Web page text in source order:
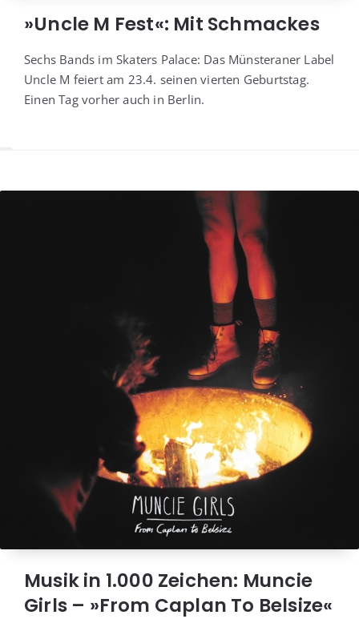
»Uncle M Fest«: Mit Schmackes
Sechs Bands im Ska­ters Palace: Das Müns­te­ra­ner Label
Uncle M fei­ert am 23.4. sei­nen vier­ten Geburts­tag.
Einen Tag vor­her auch in Berlin.
Musik in 1.000 Zeichen: Muncie
Girls – »From Caplan To Belsize«